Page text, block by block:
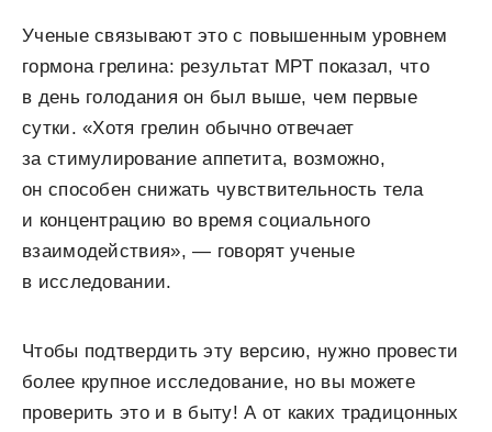
Ученые связывают это с повышенным уровнем
гормона грелина: результат МРТ показал, что
в день голодания он был выше, чем первые
сутки. «Хотя грелин обычно отвечает
за стимулирование аппетита, возможно,
он способен снижать чувствительность тела
и концентрацию во время социального
взаимодействия», — говорят ученые
в исследовании.
Чтобы подтвердить эту версию, нужно провести
более крупное исследование, но вы можете
проверить это и в быту! А от каких традицонных